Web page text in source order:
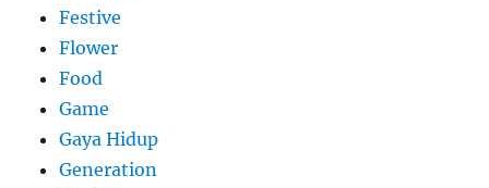
Festive
Flower
Food
Game
Gaya Hidup
Generation